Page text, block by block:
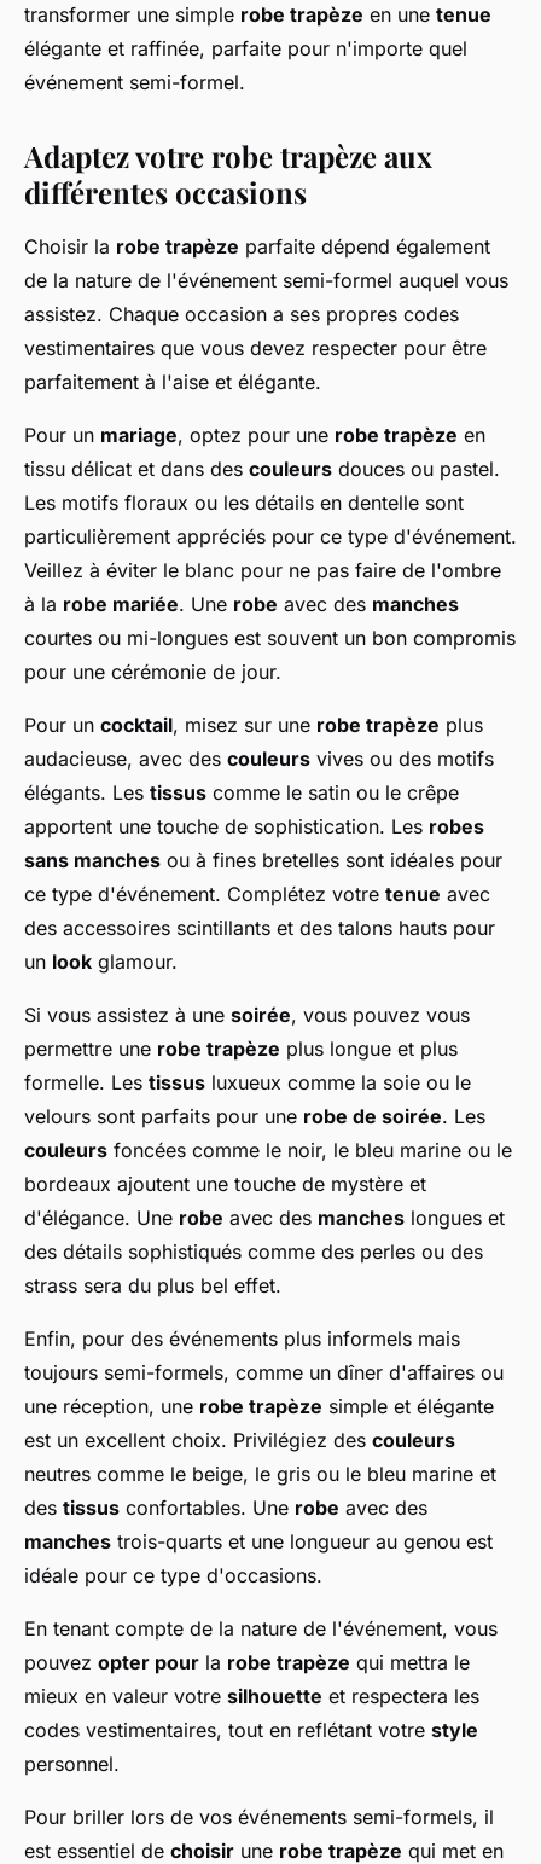
transformer une simple robe trapèze en une tenue
élégante et raffinée, parfaite pour n'importe quel
événement semi-formel.
Adaptez votre robe trapèze aux
différentes occasions
Choisir la robe trapèze parfaite dépend également
de la nature de l'événement semi-formel auquel vous
assistez. Chaque occasion a ses propres codes
vestimentaires que vous devez respecter pour être
parfaitement à l'aise et élégante.
Pour un mariage, optez pour une robe trapèze en
tissu délicat et dans des couleurs douces ou pastel.
Les motifs floraux ou les détails en dentelle sont
particulièrement appréciés pour ce type d'événement.
Veillez à éviter le blanc pour ne pas faire de l'ombre
à la robe mariée. Une robe avec des manches
courtes ou mi-longues est souvent un bon compromis
pour une cérémonie de jour.
Pour un cocktail, misez sur une robe trapèze plus
audacieuse, avec des couleurs vives ou des motifs
élégants. Les tissus comme le satin ou le crêpe
apportent une touche de sophistication. Les robes
sans manches ou à fines bretelles sont idéales pour
ce type d'événement. Complétez votre tenue avec
des accessoires scintillants et des talons hauts pour
un look glamour.
Si vous assistez à une soirée, vous pouvez vous
permettre une robe trapèze plus longue et plus
formelle. Les tissus luxueux comme la soie ou le
velours sont parfaits pour une robe de soirée. Les
couleurs foncées comme le noir, le bleu marine ou le
bordeaux ajoutent une touche de mystère et
d'élégance. Une robe avec des manches longues et
des détails sophistiqués comme des perles ou des
strass sera du plus bel effet.
Enfin, pour des événements plus informels mais
toujours semi-formels, comme un dîner d'affaires ou
une réception, une robe trapèze simple et élégante
est un excellent choix. Privilégiez des couleurs
neutres comme le beige, le gris ou le bleu marine et
des tissus confortables. Une robe avec des
manches trois-quarts et une longueur au genou est
idéale pour ce type d'occasions.
En tenant compte de la nature de l'événement, vous
pouvez opter pour la robe trapèze qui mettra le
mieux en valeur votre silhouette et respectera les
codes vestimentaires, tout en reflétant votre style
personnel.
Pour briller lors de vos événements semi-formels, il
est essentiel de choisir une robe trapèze qui met en